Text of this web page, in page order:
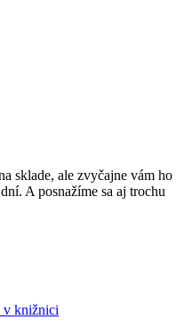
sklade, ale zvyčajne vám ho
A posnažíme sa aj trochu
v knižnici